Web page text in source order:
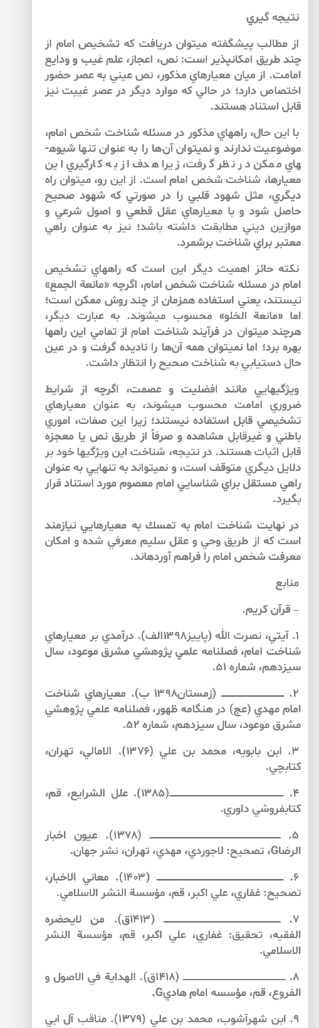
نتيجه گيري
از مطالب پيش­گفته مي­توان دريافت كه تشخيص امام از
چند طريق امكان­پذير است: نص، اعجاز،‌ علم غيب و ودايع
امامت. از ميان معيارهاي مذكور، ‌نص عيني به عصر حضور
اختصاص دارد؛ در حالي كه موارد ديگر در عصر غيبت نيز
قابل استناد هستند.
با اين حال، راه­هاي مذكور در مسئله شناخت شخص امام،
موضوعيت ندارند و نمي­توان آن‌ها را به عنوان تنها شيوه­
هاي ممكن در نظر گرفت، زيرا هدف از به كارگيري اين
معيارها، شناخت شخص امام است. از اين رو، مي­توان راه
ديگري، مثل شهود قلبي را ­در صورتي كه شهود صحيح
حاصل شود و با معيارهاي عقل قطعي و اصول شرعي و
موازين ديني مطابقت داشته باشد­؛ نيز به عنوان راهي
معتبر براي شناخت برشمرد.
نكته حائز اهميت ديگر اين است كه راه­هاي تشخيص
امام در مسئله شناخت شخص امام، اگرچه «مانعة الجمع»
نيستند، يعني استفاده همزمان از چند روش ممكن است؛
اما «مانعة الخلو» محسوب مي­شوند. به عبارت ديگر،
هرچند مي­توان در فرآيند شناخت امام از تمامي اين راه­ها
بهره برد؛ اما نمي­توان همه آن‌ها را ناديده گرفت و در عين
حال دستيابي به شناخت صحيح را انتظار داشت.
ويژگي­­هايي مانند افضليت و عصمت، اگرچه از شرايط
ضروري امامت محسوب مي­شوند، به عنوان معيارهاي
تشخيصي قابل استفاده نيستند؛ زيرا اين صفات، اموري
باطني و غيرقابل مشاهده­ و صرفاً از طريق نص يا معجزه
قابل اثبات­ هستند. در نتيجه، شناخت اين ويژگي­ها خود بر
دلايل ديگري متوقف است، و نمي­تواند به تنهايي به عنوان
راهي مستقل براي شناسايي امام معصوم مورد استناد قرار
بگيرد.
در نهايت شناخت امام به تمسك به معيارهايي نيازمند
است كه از طريق وحي و عقل سليم معرفي شده و امكان
معرفت شخص امام را فراهم آورده­اند.
منابع
– قرآن كريم.
۱. آيتي، نصرت الله (پاييز۱۳۹۸الف). درآمدي بر معيارهاي
شناخت امام، فصلنامه علمي پژوهشي مشرق موعود، سال
سيزدهم، شماره ۵۱.
۲. ــــــــــــــــــــــــــــــــــــــــــــ (زمستان۱۳۹۸ ب). معيارهاي شناخت
امام مهدي (عج) در هنگامه ظهور، فصلنامه علمي پژوهشي
مشرق موعود، سال سيزدهم، شماره ۵۲.
۳. ابن بابويه، محمد بن علي (۱۳۷۶). الامالي، تهران،
كتابچي.
۴. ــــــــــــــــــــــــــــــــــــــــــــــــــــــــــــــــــــــــــــــــ(۱۳۸۵). علل الشرايع، قم،
كتابفروشي داوري.
5. ــــــــــــــــــــــــــــــــــــــــــــــــــــــــــــــــــــــــــــــــــــــــــــ (1378). عيون اخبار
الرضاG، تصحيح: لاجوردي، مهدي، تهران، نشر جهان.
۶. ـــــــــــــــــــــــــــــــــــــــــــــــــــــــــــــــــــــــــــــــــــــــــ (۱۴۰۳). معاني الاخبار،
تصحيح: غفاري، علي اكبر، قم، مؤسسة النشر الاسلامي.
۷. ــــــــــــــــــــــــــــــــــــــــــــــــــــــــــــــــــــــــــــــــــ (۱۴۱۳ق). من لايحضره
الفقيه، تحقيق: غفاري، علي اكبر، قم، مؤسسة النشر
الاسلامي.
8. ــــــــــــــــــــــــــــــــــــــــــــــــــــــــــــــــــــــــ (1418ق). الهداية في الاصول و
الفروع، قم، مؤسسه امام هاديG.
9. ابن شهرآشوب، محمد بن علي (1379). مناقب آل ابي